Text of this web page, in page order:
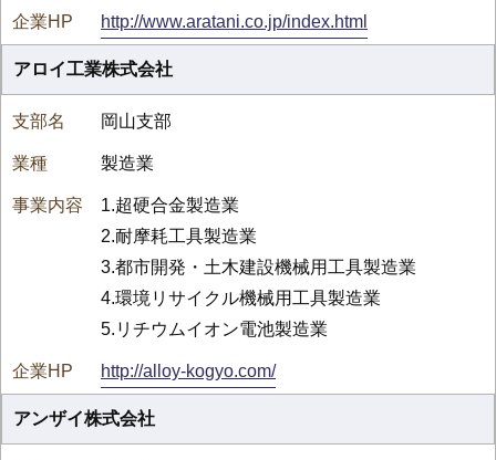
http://www.aratani.co.jp/index.html
アロイ工業株式会社
岡山支部
製造業
1.超硬合金製造業
2.耐摩耗工具製造業
3.都市開発・土木建設機械用工具製造業
4.環境リサイクル機械用工具製造業
5.リチウムイオン電池製造業
http://alloy-kogyo.com/
アンザイ株式会社